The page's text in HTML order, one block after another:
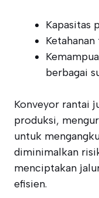
Kapasitas
berbagai
Konveyor rantai
produksi,
untuk
diminimalkan
menciptakan
efisien.